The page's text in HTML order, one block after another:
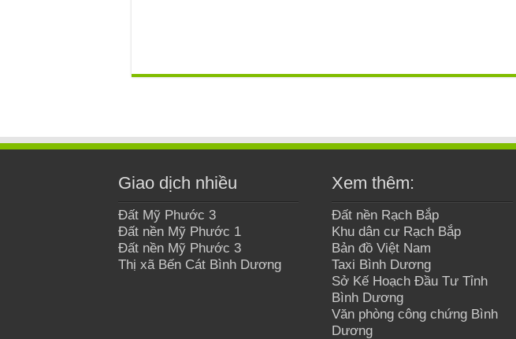
Giao dịch nhiều
Đất Mỹ Phước 3
Đất nền Mỹ Phước 1
Đất nền Mỹ Phước 3
Thị xã Bến Cát Bình Dương
Xem thêm:
Đất nền Rạch Bắp
Khu dân cư Rạch Bắp
Bản đồ Việt Nam
Taxi Bình Dương
Sở Kế Hoạch Đầu Tư Tỉnh
Bình Dương
Văn phòng công chứng Bình
Dương